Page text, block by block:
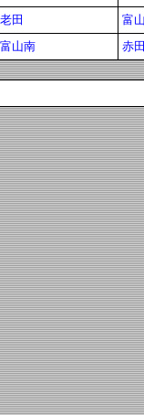
老田
富
富山南 赤